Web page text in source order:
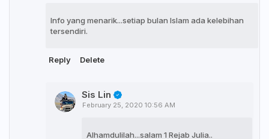
Info yang menarik...setiap bulan Islam ada kelebihan
tersendiri.
Reply Delete
Sis Lin
February 25, 2020 10:56 AM
Alhamdulilah...salam 1 Rejab Julia..